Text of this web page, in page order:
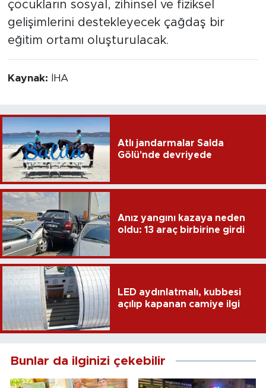
çocukların sosyal, zihinsel ve fiziksel
gelişimlerini destekleyecek çağdaş bir
eğitim ortamı oluşturulacak.
Kaynak: İHA
Atlı jandarmalar Salda
Gölü'nde devriyede
Anız yangını kazaya neden
oldu: 13 araç birbirine girdi
LED aydınlatmalı, kubbesi
açılıp kapanan camiye ilgi
Bunlar da ilginizi çekebilir